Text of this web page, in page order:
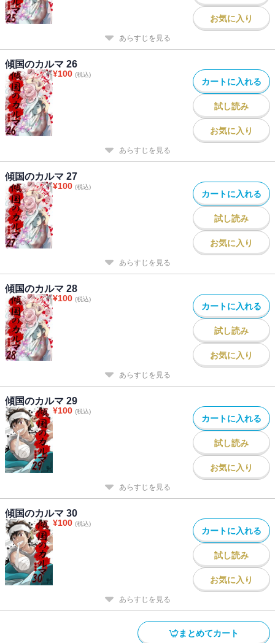
お気に入り
あらすじを見る
傾国のカルマ 26
¥100 (税込)
カートに入れる
試し読み
お気に入り
あらすじを見る
傾国のカルマ 27
¥100 (税込)
カートに入れる
試し読み
お気に入り
あらすじを見る
傾国のカルマ 28
¥100 (税込)
カートに入れる
試し読み
お気に入り
あらすじを見る
傾国のカルマ 29
¥100 (税込)
カートに入れる
試し読み
お気に入り
あらすじを見る
傾国のカルマ 30
¥100 (税込)
カートに入れる
試し読み
お気に入り
あらすじを見る
まとめてカート